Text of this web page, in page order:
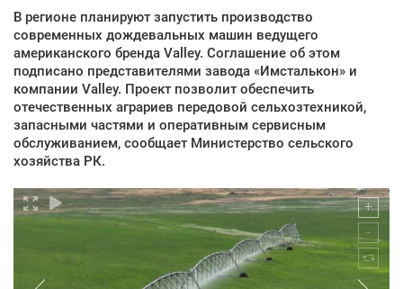
В регионе планируют запустить производство
современных дождевальных машин ведущего
американского бренда Valley. Соглашение об этом
подписано представителями завода «Имсталькон» и
компании Valley. Проект позволит обеспечить
отечественных аграриев передовой сельхозтехникой,
запасными частями и оперативным сервисным
обслуживанием, сообщает Министерство сельского
хозяйства РК.